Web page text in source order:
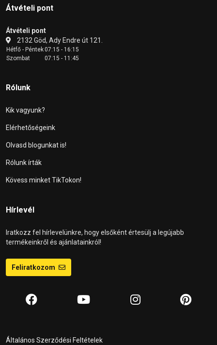
Átvételi pont
Átvételi pont
2132 Göd, Ady Endre út 121.
Hétfő - Péntek07:15 - 16:15
Szombat
07:15 - 11:45
Rólunk
Kik vagyunk?
Elérhetőségeink
Olvasd blogunkat is!
Rólunk írták
Kövess minket TikTokon!
Hírlevél
Iratkozz fel hírlevelünkre, hogy elsőként értesülj a legújabb
termékeinkről és ajánlatainkról!
Feliratkozom
Általános Szerződési Feltételek